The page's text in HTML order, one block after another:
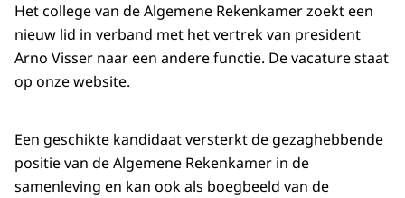
Het college van de Algemene Rekenkamer zoekt een
nieuw lid in verband met het vertrek van president
Arno Visser naar een andere functie. De vacature staat
op onze website.
Een geschikte kandidaat versterkt de gezaghebbende
positie van de Algemene Rekenkamer in de
samenleving en kan ook als boegbeeld van de